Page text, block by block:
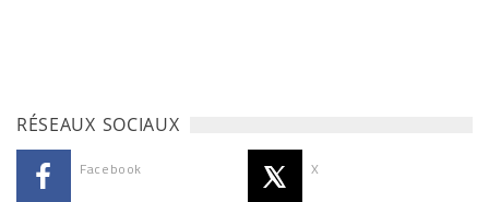
RÉSEAUX SOCIAUX
Facebook X